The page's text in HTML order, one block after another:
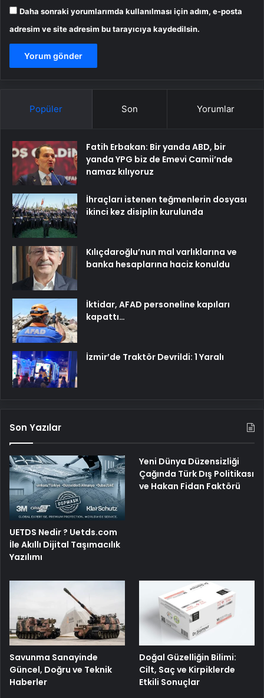
Daha sonraki yorumlarımda kullanılması için adım, e-posta
adresim ve site adresim bu tarayıcıya kaydedilsin.
Popüler Son Yorumlar
Fatih Erbakan: Bir yanda ABD, bir
yanda YPG biz de Emevi Camii’nde
namaz kılıyoruz
İhraçları istenen teğmenlerin dosyası
ikinci kez disiplin kurulunda
Kılıçdaroğlu’nun mal varlıklarına ve
banka hesaplarına haciz konuldu
İktidar, AFAD personeline kapıları
kapattı…
İzmir’de Traktör Devrildi: 1 Yaralı
Son Yazılar
UETDS Nedir ? Uetds.com
İle Akıllı Dijital Taşımacılık
Yazılımı
Yeni Dünya Düzensizliği
Çağında Türk Dış Politikası
ve Hakan Fidan Faktörü
Savunma Sanayinde
Güncel, Doğru ve Teknik
Haberler
Doğal Güzelliğin Bilimi:
Cilt, Saç ve Kirpiklerde
Etkili Sonuçlar